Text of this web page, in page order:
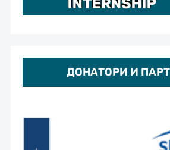
ДОНАТОРИ И